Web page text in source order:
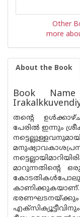
Other
more
About the Book
Book
തന്റെ
പേരില്‍ ഇന്നും
മാറുന്നതിന്റെ
എക്സിക്യൂട്ടീവിനും